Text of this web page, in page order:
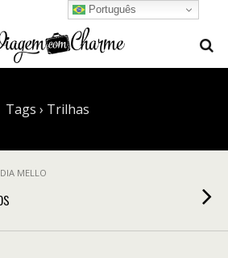
Tags › Trilhas
MELLO
Português